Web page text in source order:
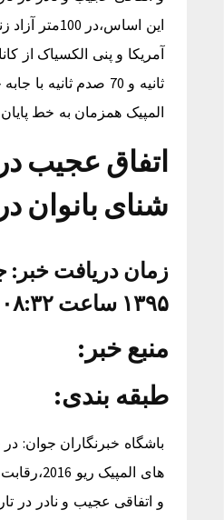
این اساس،در
ثانیه و 70 صدم ثانیه
المپیک همزمان به خط
اتفاق عجیب
شنای بانوان
۱۳۹۵ ساعت ۰۸:۳۲
منبع خبر:
طبقه بندی:
باشگاه خبرنگاران جوان:
های المپیک
و اتفاقی عجیب و نادر در